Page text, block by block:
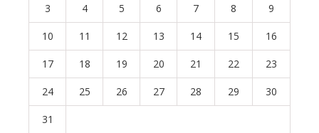
3 4 5 6 7 8 9
10 11 12 13 14 15 16
17 18 19 20 21 22 23
24 25 26 27 28 29 30
31